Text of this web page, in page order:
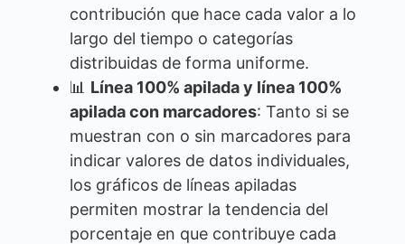
contribución que hace cada valor a lo
largo del tiempo o categorías
distribuidas de forma uniforme.
📊 Línea 100% apilada y línea 100%
apilada con marcadores: Tanto si se
muestran con o sin marcadores para
indicar valores de datos individuales,
los gráficos de líneas apiladas
permiten mostrar la tendencia del
porcentaje en que contribuye cada